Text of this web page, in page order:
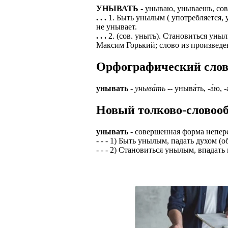
ПРОЦЕСС
приглашение
работодателем
Лицензия по
ВОЗМОЖНО
Также
упаковщик,
# работа за
# работа за
ЗАДАЧИ
Доставлять
Подписывать
В ходе
установке
региональный
курьер
В таких
В
УНЫВАТЬ - унываю, унываешь,
. . . 1. Быть унылым ( употребляется,
не унывает.
. . . 2. (сов. уныть). Становиться
Максим Горький; слово из
Орфографический
унывать - уныва́ть -- уныва́ть, -а́ю, -
Новый толково-
унывать - совершенная форма
- - - 1) Быть унылым, падать духом
- - - 2) Становиться унылым,